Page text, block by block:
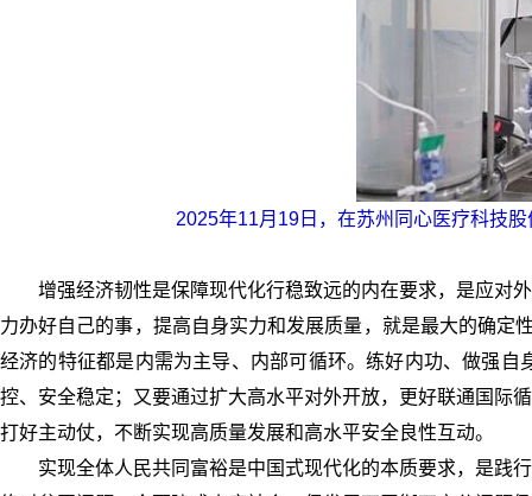
2025年11月19日，在苏州同心医疗科技
增强经济韧性是保障现代化行稳致远的内在要求，是应对
力办好自己的事，提高自身实力和发展质量，就是最大的确定
经济的特征都是内需为主导、内部可循环。练好内功、做强
控、安全稳定；又要通过扩大高水平对外开放，更好联通国际
打好主动仗，不断实现高质量发展和高水平安全良性互动。
实现全体人民共同富裕是中国式现代化的本质要求，是践